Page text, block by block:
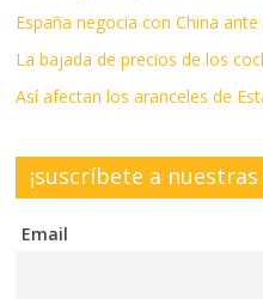
España negocia con China
La bajada de precios de los
Así afectan los aranceles de
¡suscríbete a
Email